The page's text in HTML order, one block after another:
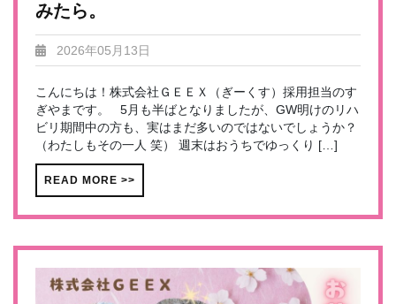
みたら。
2026年05月13日
こんにちは！株式会社ＧＥＥＸ（ぎーくす）採用担当のす
ぎやまです。 5月も半ばとなりましたが、GW明けのリハ
ビリ期間中の方も、実はまだ多いのではないでしょうか？
（わたしもその一人 笑） 週末はおうちでゆっくり […]
READ MORE >>